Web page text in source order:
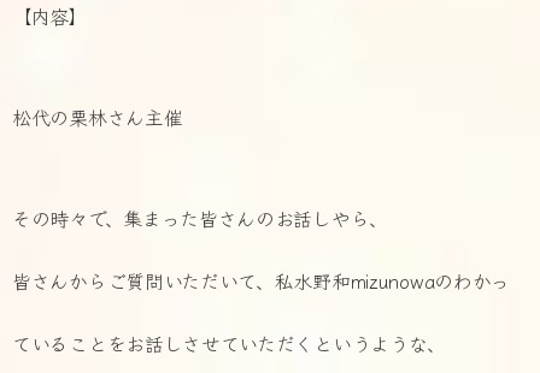
【内容】
松代の栗林さん主催
その時々で、集まった皆さんのお話しやら、
皆さんからご質問いただいて、私水野和mizunowaのわかっ
ていることをお話しさせていただくというような、